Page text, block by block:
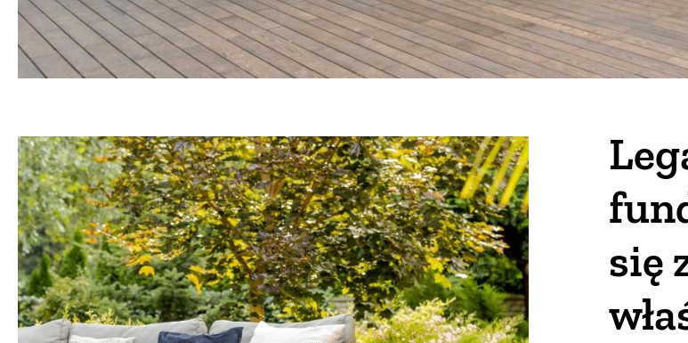
się